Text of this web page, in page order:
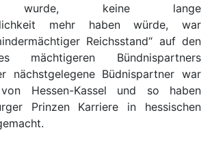
wurde, keine lange
mehr haben würde, war
Reichsstand“ auf den
mächtigeren Bündnispartners
nächstgelegene Büdnispartner war
Hessen-Kassel und so haben
Prinzen Karriere in hessischen